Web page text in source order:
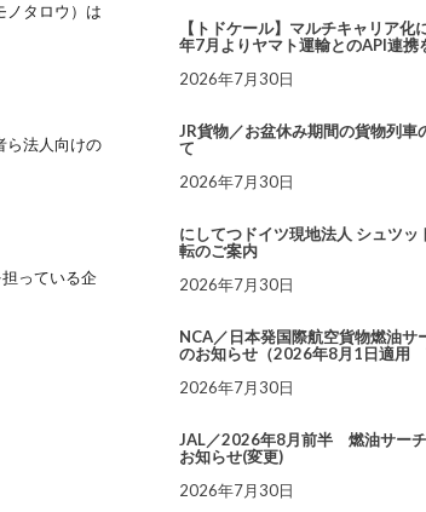
ノタロウ）は
ら法人向けの
っている企
【トドケール】マルチキャリア化
年7月よりヤマト運輸とのAPI連携
2026年7月30日
JR貨物／お盆休み期間の貨物列車
て
2026年7月30日
にしてつドイツ現地法人 シュツッ
転のご案内
2026年7月30日
NCA／日本発国際航空貨物燃油サ
のお知らせ（2026年8月1日適用
2026年7月30日
JAL／2026年8月前半 燃油サー
お知らせ(変更)
2026年7月30日